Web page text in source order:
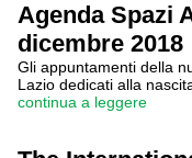
Agenda Spazi
dicembre 2018
Gli appuntamenti della
Lazio dedicati alla
continua a leggere